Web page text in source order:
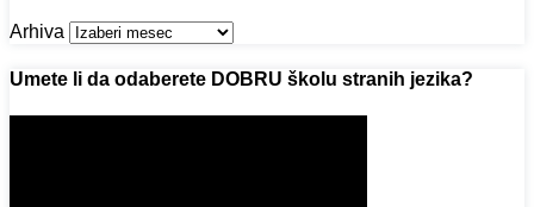
Arhiva
Umete li da odaberete DOBRU školu stranih jezika?